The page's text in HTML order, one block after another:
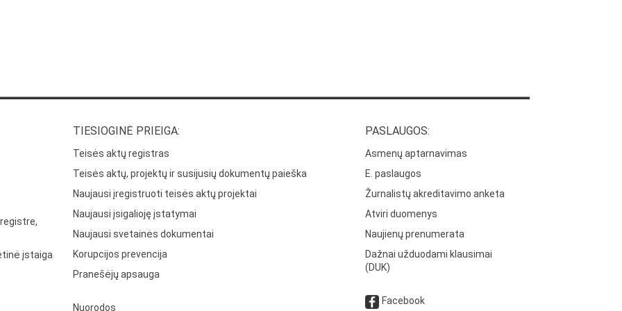
įstaiga
TIESIOGINĖ PRIEIGA:
Teisės aktų registras
Teisės aktų, projektų ir susijusių dokumentų paieška
Naujausi įregistruoti teisės aktų projektai
Naujausi įsigalioję įstatymai
Naujausi svetainės dokumentai
Korupcijos prevencija
Pranešėjų apsauga
Nuorodos
PASLAUGOS:
Asmenų aptarnavimas
E. paslaugos
Žurnalistų akreditavimo anketa
Atviri duomenys
Naujienų prenumerata
Dažnai užduodami klausimai
(DUK)
Facebook